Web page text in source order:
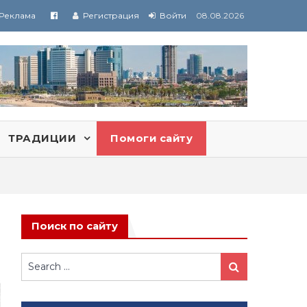
Реклама Регистрация Войти 08.08.2026
ТРАДИЦИИ Помоги сайту
Поиск по сайту
Search
for:
Search